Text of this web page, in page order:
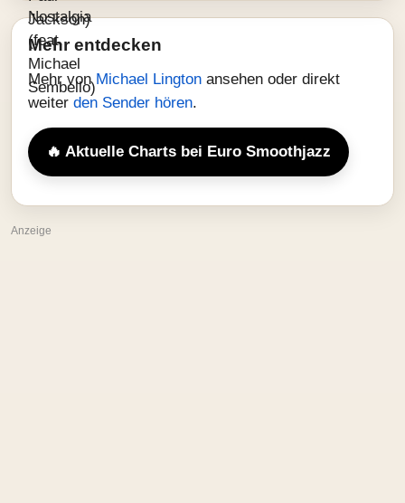
Mehr entdecken
Mehr vonMichael Lington ansehen oder direkt
weiter den Sender hören.
🔥 Aktuelle Charts bei Euro Smoothjazz
Anzeige